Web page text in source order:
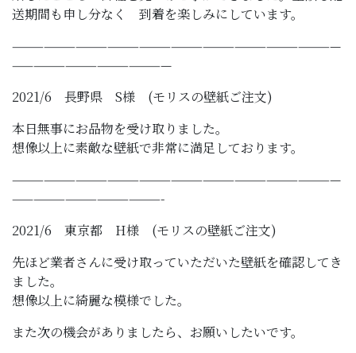
送期間も申し分なく 到着を楽しみにしています。
———————————————————————————————
———————————————
2021/6 長野県 S様 (モリスの壁紙ご注文)
本日無事にお品物を受け取りました。
想像以上に素敵な壁紙で非常に満足しております。
———————————————————————————————
——————————————-
2021/6 東京都 H様 (モリスの壁紙ご注文)
先ほど業者さんに受け取っていただいた壁紙を確認してき
ました。
想像以上に綺麗な模様でした。
また次の機会がありましたら、お願いしたいです。